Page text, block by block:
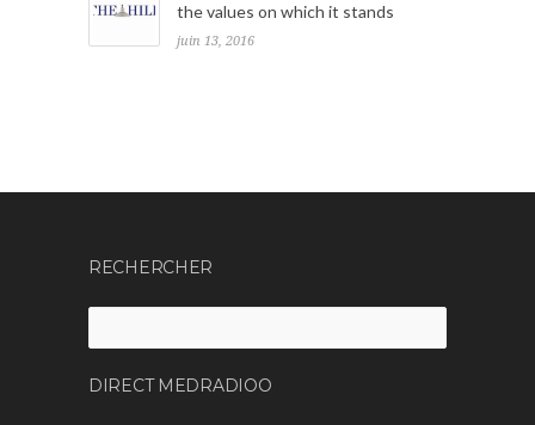
the values on which it stands
juin 13, 2016
RECHERCHER
DIRECT MEDRADIOO